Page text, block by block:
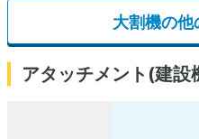
大割機の他
アタッチメント(建設